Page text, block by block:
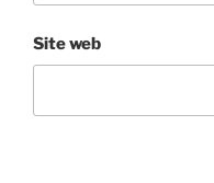
Site web